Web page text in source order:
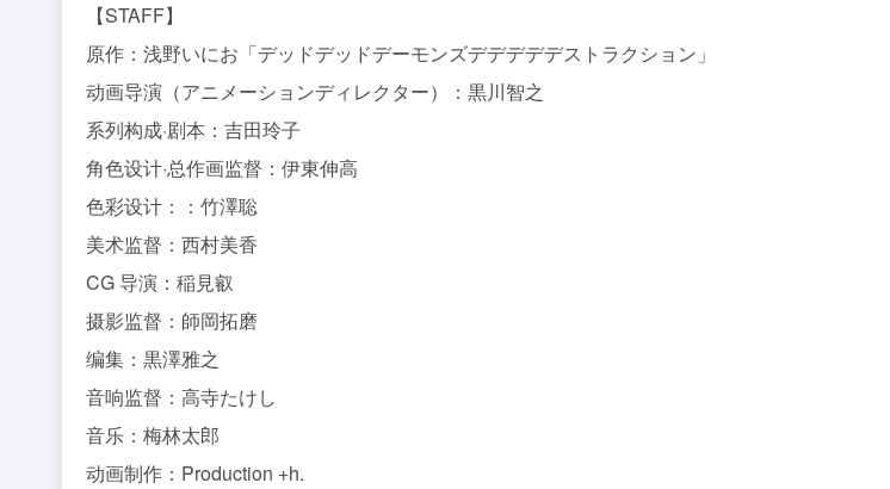
【STAFF】
原作：浅野いにお「デッドデッドデーモンズデデデデデストラクション」
动画导演（アニメーションディレクター）：黒川智之
系列构成·剧本：吉田玲子
角色设计·总作画监督：伊東伸高
色彩设计：：竹澤聡
美术监督：西村美香
CG 导演：稲見叡
摄影监督：師岡拓磨
编集：黒澤雅之
音响监督：高寺たけし
音乐：梅林太郎
动画制作：Production +h.